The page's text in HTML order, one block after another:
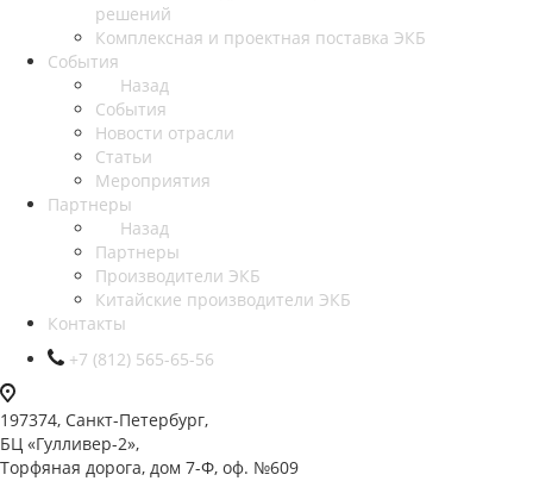
решений
Комплексная и проектная поставка ЭКБ
События
Назад
События
Новости отрасли
Статьи
Мероприятия
Партнеры
Назад
Партнеры
Производители ЭКБ
Китайские производители ЭКБ
Контакты
+7 (812) 565-65-56
197374, Санкт-Петербург,
БЦ «Гулливер-2»,
Торфяная дорога, дом 7-Ф, оф. №609